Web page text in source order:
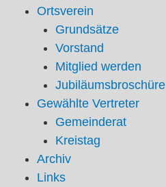
Ortsverein
Grundsätze
Vorstand
Mitglied werden
Jubiläumsbroschüre
Gewählte Vertreter
Gemeinderat
Kreistag
Archiv
Links